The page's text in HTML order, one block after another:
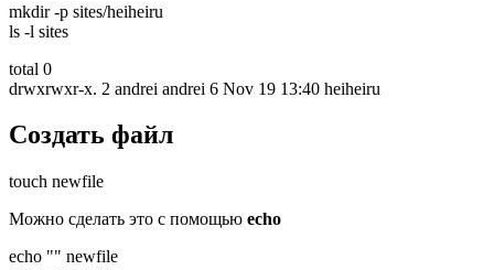
mkdir -p sites/heiheiru
ls -l sites
total 0
drwxrwxr-x. 2 andrei andrei 6 Nov 19 13:40 heiheiru
Создать файл
touch newfile
Можно сделать это с помощью echo
echo "" newfile